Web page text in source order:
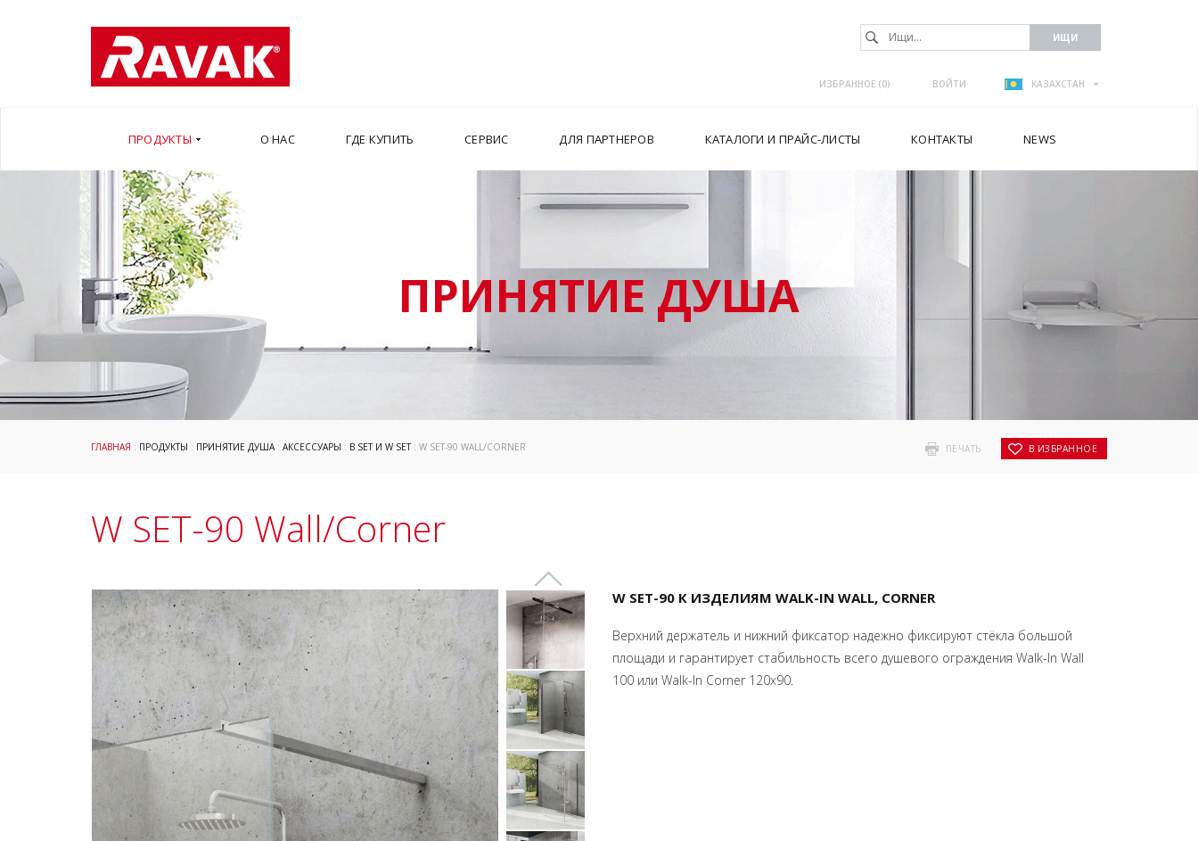
ИЗБРАННОЕ (0) ВОЙТИ КАЗАХСТАН
ПРОДУКТЫ О НАС ГДЕ КУПИТЬ СЕРВИС ДЛЯ ПАРТНЕРОВ КАТАЛОГИ И ПРАЙС-ЛИСТЫ КОНТАКТЫ NEWS
ПРИНЯТИЕ ДУША
ПЕЧАТЬ В ИЗБРАННОЕ
ГЛАВНАЯ : ПРОДУКТЫ : ПРИНЯТИЕ ДУША: АКСЕССУАРЫ : B SET И W SET: W SET-90 WALL/CORNER
W SET-90 Wall/Corner
W SET-90 К ИЗДЕЛИЯМ WALK-IN WALL, CORNER
Верхний держатель и нижний фиксатор надежно фиксируют стёкла большой
площади и гарантирует стабильность всего душевого ограждения Walk-In Wall
100 или Walk-In Corner 120x90.